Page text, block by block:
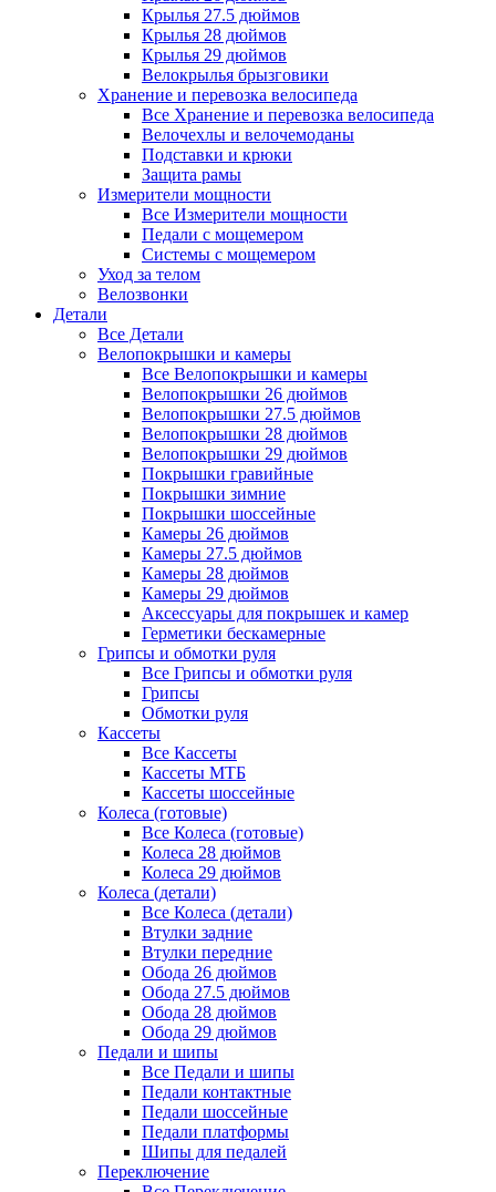
Крылья 27.5 дюймов
Крылья 28 дюймов
Крылья 29 дюймов
Велокрылья брызговики
Хранение и перевозка велосипеда
Все Хранение и перевозка велосипеда
Велочехлы и велочемоданы
Подставки и крюки
Защита рамы
Измерители мощности
Все Измерители мощности
Педали с мощемером
Системы с мощемером
Уход за телом
Велозвонки
Детали
Все Детали
Велопокрышки и камеры
Все Велопокрышки и камеры
Велопокрышки 26 дюймов
Велопокрышки 27.5 дюймов
Велопокрышки 28 дюймов
Велопокрышки 29 дюймов
Покрышки гравийные
Покрышки зимние
Покрышки шоссейные
Камеры 26 дюймов
Камеры 27.5 дюймов
Камеры 28 дюймов
Камеры 29 дюймов
Аксессуары для покрышек и камер
Герметики бескамерные
Грипсы и обмотки руля
Все Грипсы и обмотки руля
Грипсы
Обмотки руля
Кассеты
Все Кассеты
Кассеты МТБ
Кассеты шоссейные
Колеса (готовые)
Все Колеса (готовые)
Колеса 28 дюймов
Колеса 29 дюймов
Колеса (детали)
Все Колеса (детали)
Втулки задние
Втулки передние
Обода 26 дюймов
Обода 27.5 дюймов
Обода 28 дюймов
Обода 29 дюймов
Педали и шипы
Все Педали и шипы
Педали контактные
Педали шоссейные
Педали платформы
Шипы для педалей
Переключение